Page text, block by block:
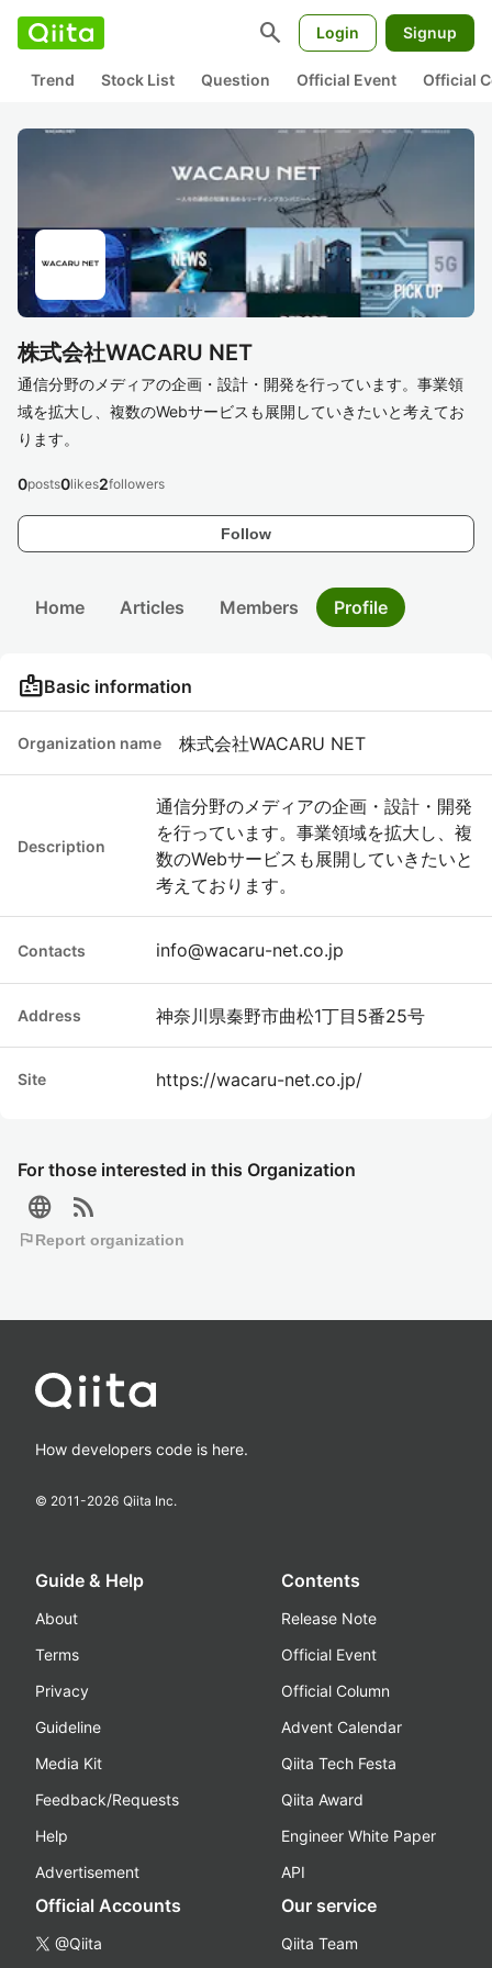
search Login Signup
Trend Stock List Question Official Event Official
株式会社WACARU NET
通信分野のメディアの企画・設計・開発を行っています。事業領
域を拡大し、複数のWebサービスも展開していきたいと考えてお
ります。
Follow
0posts0likes2followers
For those interested in this Organization
language rss_feed
flagReport organization
Home Articles Members Profile
badgeBasic information
Organization name 株式会社WACARU NET
Description
通信分野のメディアの企画・設計・開発
を行っています。事業領域を拡大し、複
数のWebサービスも展開していきたいと
考えております。
Contacts info@wacaru-net.co.jp
Address 神奈川県秦野市曲松1丁目5番25号
Site https://wacaru-net.co.jp/
How developers code is here.
© 2011-2026 Qiita Inc.
Guide & Help
About
Terms
Privacy
Guideline
Media Kit
Feedback/Requests
Help
Advertisement
Contents
Release Note
Official Event
Official Column
Advent Calendar
Qiita Tech Festa
Qiita Award
Engineer White Paper
API
Official Accounts
@Qiita
Our service
Qiita Team